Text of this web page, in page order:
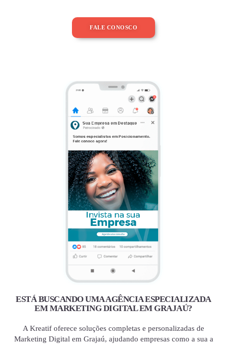
FALE CONOSCO
ESTÁ BUSCANDO UMA AGÊNCIA ESPECIALIZADA
EM MARKETING DIGITAL EM GRAJAÚ?
A Kreatif oferece soluções completas e personalizadas de
Marketing Digital em Grajaú, ajudando empresas como a sua a